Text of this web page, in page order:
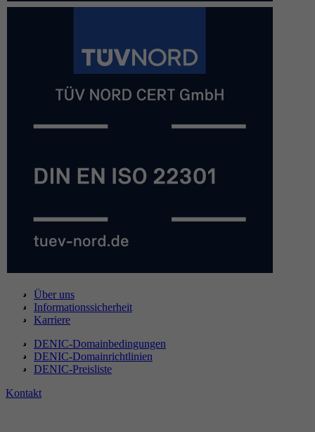
Über uns
Informationssicherheit
Karriere
DENIC-Domainbedingungen
DENIC-Domainrichtlinien
DENIC-Preisliste
Kontakt